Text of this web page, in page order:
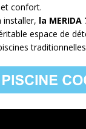
confort.
installer, la MERIDA
espace de